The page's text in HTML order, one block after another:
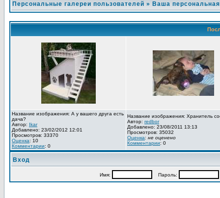
Персональные галереи пользователей » Ваша
Название изображения: А у вашего друга есть
дача?
Автор: Ikar
Добавлено: 23/02/2012 12:01
Просмотров: 33370
Оценка: 10
Комментарии: 0
Название изображения: Хранитель
Автор: redbor
Добавлено: 23/08/2011 13:13
Просмотров: 35032
Оценка: не оценено
Комментарии: 0
Вход
Имя: Пароль: